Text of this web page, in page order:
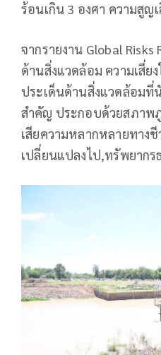
ร้อนเกิน 3 องศา ความสูญ
จากรายงาน Global
ด้านสิ่งแวดล้อม ความเสี่ย
ประเด็นด้านสิ่งแวดล้อมที่
สำคัญ ประกอบด้วยสภาพ
เสียความหลากหลายทาง
เปลี่ยนแปลงไป,ทรัพยาก